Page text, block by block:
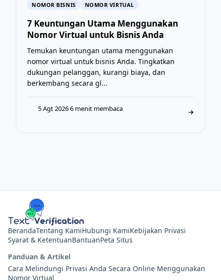
NOMOR BISNIS NOMOR VIRTUAL
7 Keuntungan Utama Menggunakan
Nomor Virtual untuk Bisnis Anda
Temukan keuntungan utama menggunakan
nomor virtual untuk bisnis Anda. Tingkatkan
dukungan pelanggan, kurangi biaya, dan
berkembang secara gl...
5 Agt 2026·6 menit membaca →
BerandaTentang KamiHubungi KamiKebijakan Privasi
Syarat & KetentuanBantuanPeta Situs
Panduan & Artikel
Cara Melindungi Privasi Anda Secara Online Menggunakan
Nomor Virtual